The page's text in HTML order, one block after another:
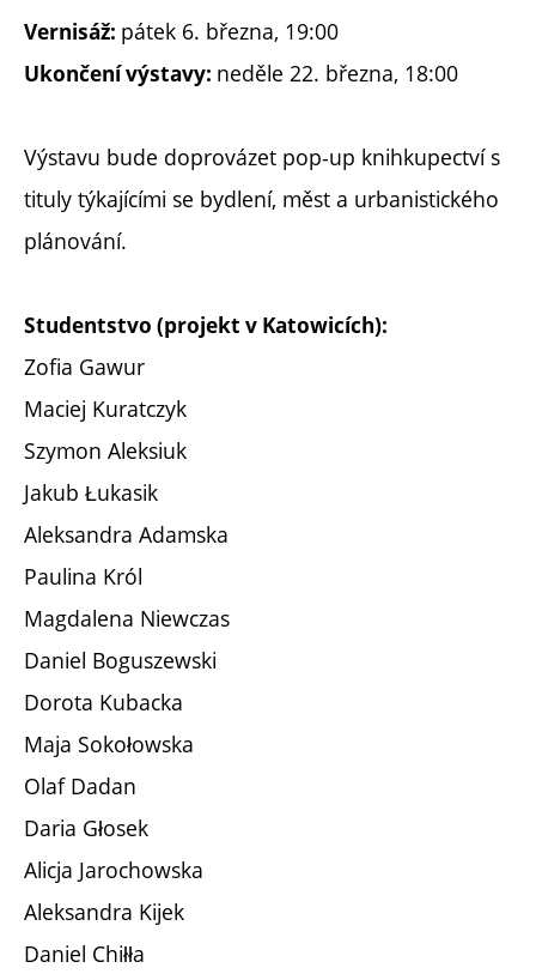
Vernisáž: pátek 6. března, 19:00
Ukončení výstavy: neděle 22. března, 18:00
Výstavu bude doprovázet pop-up knihkupectví s
tituly týkajícími se bydlení, měst a urbanistického
plánování.
Studentstvo (projekt v Katowicích):
Zofia Gawur
Maciej Kuratczyk
Szymon Aleksiuk
Jakub Łukasik
Aleksandra Adamska
Paulina Król
Magdalena Niewczas
Daniel Boguszewski
Dorota Kubacka
Maja Sokołowska
Olaf Dadan
Daria Głosek
Alicja Jarochowska
Aleksandra Kijek
Daniel Chiłła